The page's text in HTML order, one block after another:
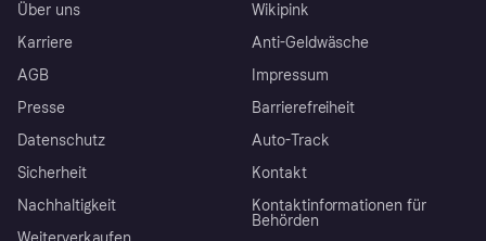
Über uns
Karriere
AGB
Presse
Datenschutz
Sicherheit
Nachhaltigkeit
Wikipink
Anti-Geldwäsche
Impressum
Barrierefreiheit
Auto-Track
Kontakt
Kontaktinformationen für
Behörden